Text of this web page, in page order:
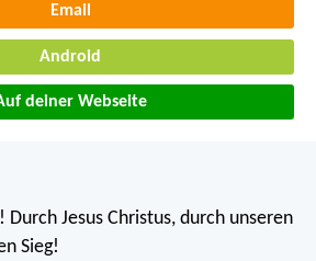
Email
Android
deiner Webseite
Durch Jesus Christus, durch unseren
Sieg!